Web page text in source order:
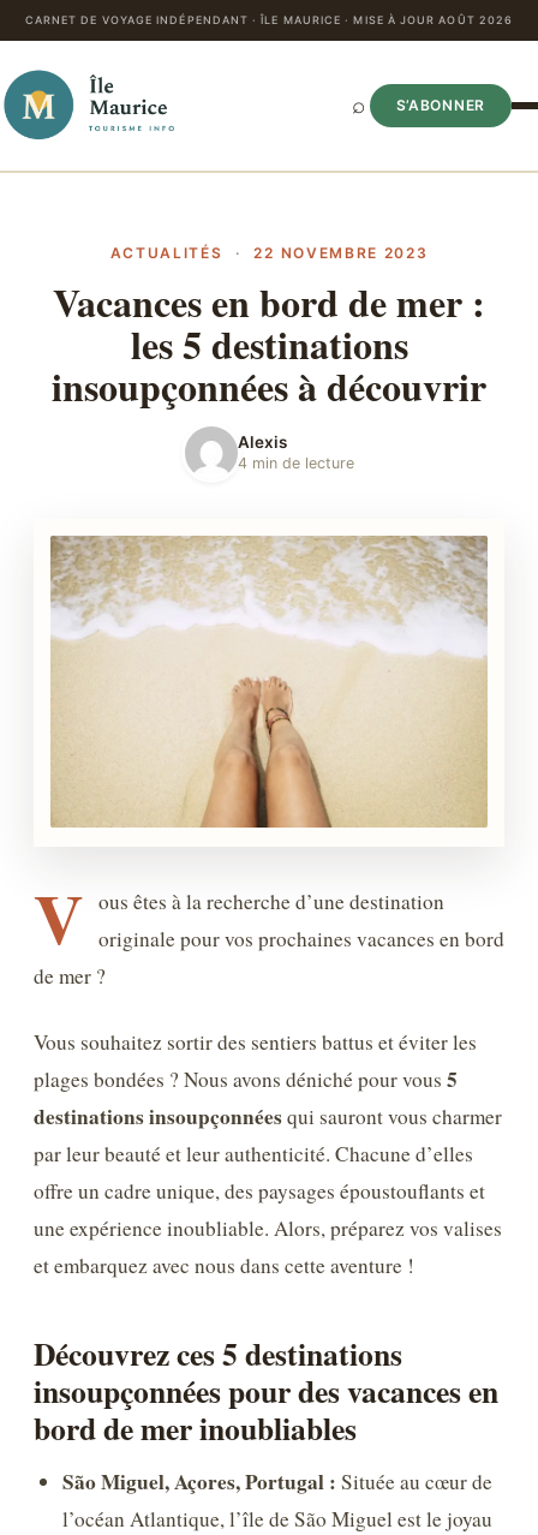
CARNET DE VOYAGE INDÉPENDANT · ÎLE MAURICE · MISE À JOUR AOÛT 2026
⌕ S’ABONNER
ACTUALITÉS · 22 NOVEMBRE 2023
Vacances en bord de mer :
les 5 destinations
insoupçonnées à découvrir
Alexis
4 min de lecture
V ous êtes à la recherche d’une destination
originale pour vos prochaines vacances en bord
de mer ?
Vous souhaitez sortir des sentiers battus et éviter les
plages bondées ? Nous avons déniché pour vous 5
destinations insoupçonnéesqui sauront vous charmer
par leur beauté et leur authenticité. Chacune d’elles
offre un cadre unique, des paysages époustouflants et
une expérience inoubliable. Alors, préparez vos valises
et embarquez avec nous dans cette aventure !
Découvrez ces 5 destinations
insoupçonnées pour des vacances en
bord de mer inoubliables
São Miguel, Açores, Portugal : Située au cœur de
l’océan Atlantique, l’île de São Miguel est le joyau